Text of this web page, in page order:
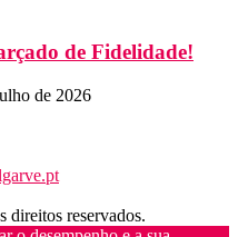
de Fidelidade!
de 2026
reservados.